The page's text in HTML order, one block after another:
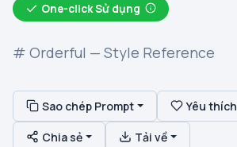
One-click Sử dụng
# Orderful — Style Reference
Sao chép Prompt Yêu thích
Chia sẻ Tải về